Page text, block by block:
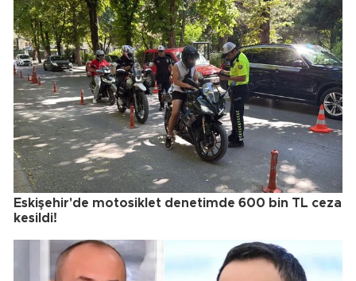
Eskişehir'de motosiklet denetimde 600 bin TL ceza
kesildi!